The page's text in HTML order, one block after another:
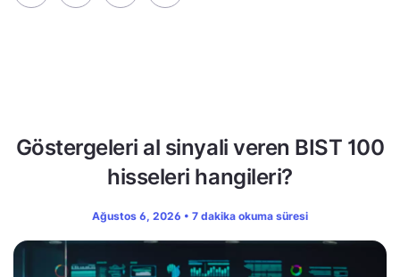
Göstergeleri al sinyali veren BIST 100
hisseleri hangileri?
Ağustos 6, 2026 • 7 dakika okuma süresi